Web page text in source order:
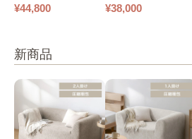
ァ｜ベージュ
¥44,800
け
¥38,000
新商品